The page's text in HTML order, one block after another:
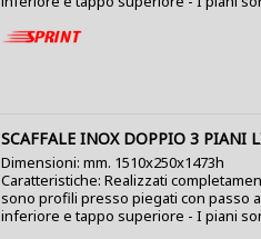
SCAFFALE INOX DOPPIO 3 PIANI
Dimensioni: mm. 1510x250x1473h
Caratteristiche: Realizzati
sono profili presso piegati con passo
inferiore e tappo superiore - I piani